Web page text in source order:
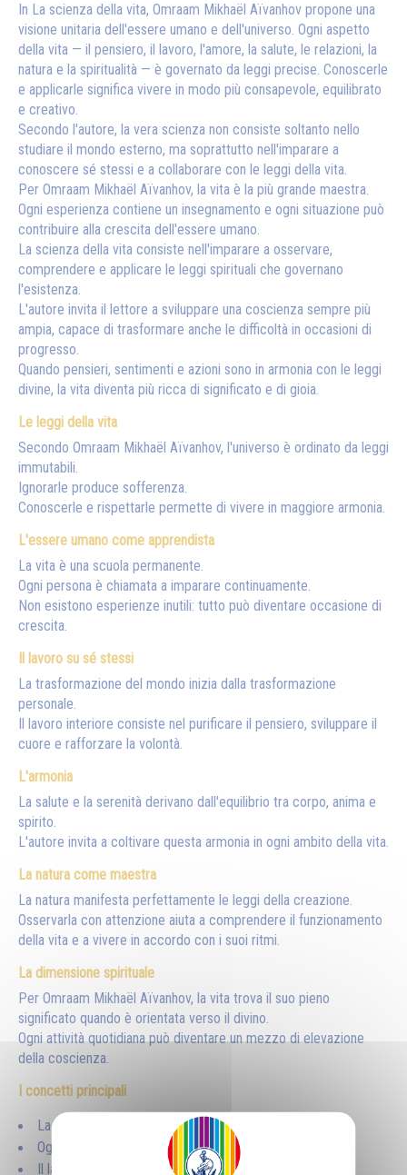
In La scienza della vita, Omraam Mikhaël Aïvanhov propone una
visione unitaria dell'essere umano e dell'universo. Ogni aspetto
della vita — il pensiero, il lavoro, l'amore, la salute, le relazioni, la
natura e la spiritualità — è governato da leggi precise. Conoscerle
e applicarle significa vivere in modo più consapevole, equilibrato
e creativo.
Secondo l'autore, la vera scienza non consiste soltanto nello
studiare il mondo esterno, ma soprattutto nell'imparare a
conoscere sé stessi e a collaborare con le leggi della vita.
Per Omraam Mikhaël Aïvanhov, la vita è la più grande maestra.
Ogni esperienza contiene un insegnamento e ogni situazione può
contribuire alla crescita dell'essere umano.
La scienza della vita consiste nell'imparare a osservare,
comprendere e applicare le leggi spirituali che governano
l'esistenza.
L'autore invita il lettore a sviluppare una coscienza sempre più
ampia, capace di trasformare anche le difficoltà in occasioni di
progresso.
Quando pensieri, sentimenti e azioni sono in armonia con le leggi
divine, la vita diventa più ricca di significato e di gioia.
Le leggi della vita
Secondo Omraam Mikhaël Aïvanhov, l'universo è ordinato da leggi
immutabili.
Ignorarle produce sofferenza.
Conoscerle e rispettarle permette di vivere in maggiore armonia.
L'essere umano come apprendista
La vita è una scuola permanente.
Ogni persona è chiamata a imparare continuamente.
Non esistono esperienze inutili: tutto può diventare occasione di
crescita.
Il lavoro su sé stessi
La trasformazione del mondo inizia dalla trasformazione
personale.
Il lavoro interiore consiste nel purificare il pensiero, sviluppare il
cuore e rafforzare la volontà.
L'armonia
La salute e la serenità derivano dall'equilibrio tra corpo, anima e
spirito.
L'autore invita a coltivare questa armonia in ogni ambito della vita.
La natura come maestra
La natura manifesta perfettamente le leggi della creazione.
Osservarla con attenzione aiuta a comprendere il funzionamento
della vita e a vivere in accordo con i suoi ritmi.
La dimensione spirituale
Per Omraam Mikhaël Aïvanhov, la vita trova il suo pieno
significato quando è orientata verso il divino.
Ogni attività quotidiana può diventare un mezzo di elevazione
della coscienza.
I concetti principali
La vita è governata da leggi universali.
Ogni esperienza può insegnare qualcosa.
Il lavoro interiore è la chiave dell'evoluzione.